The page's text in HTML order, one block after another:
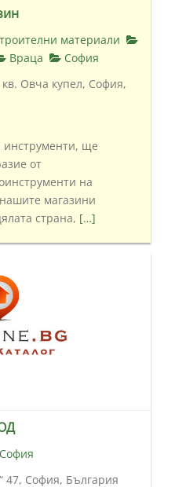
материали
Враца
София
Овча купел, София,
инструменти, ще
от
на
магазини
страна, […]
София
47, София, България